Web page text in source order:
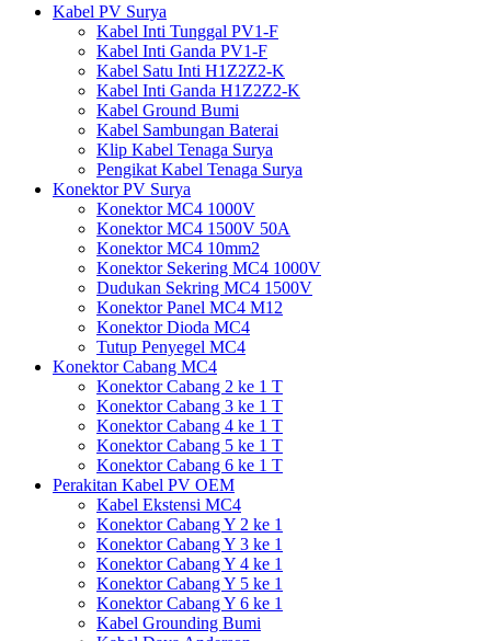
Kabel PV Surya
Kabel Inti Tunggal PV1-F
Kabel Inti Ganda PV1-F
Kabel Satu Inti H1Z2Z2-K
Kabel Inti Ganda H1Z2Z2-K
Kabel Ground Bumi
Kabel Sambungan Baterai
Klip Kabel Tenaga Surya
Pengikat Kabel Tenaga Surya
Konektor PV Surya
Konektor MC4 1000V
Konektor MC4 1500V 50A
Konektor MC4 10mm2
Konektor Sekering MC4 1000V
Dudukan Sekring MC4 1500V
Konektor Panel MC4 M12
Konektor Dioda MC4
Tutup Penyegel MC4
Konektor Cabang MC4
Konektor Cabang 2 ke 1 T
Konektor Cabang 3 ke 1 T
Konektor Cabang 4 ke 1 T
Konektor Cabang 5 ke 1 T
Konektor Cabang 6 ke 1 T
Perakitan Kabel PV OEM
Kabel Ekstensi MC4
Konektor Cabang Y 2 ke 1
Konektor Cabang Y 3 ke 1
Konektor Cabang Y 4 ke 1
Konektor Cabang Y 5 ke 1
Konektor Cabang Y 6 ke 1
Kabel Grounding Bumi